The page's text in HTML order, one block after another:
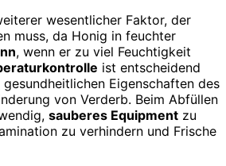
wesentlicher Faktor, der
muss, da Honig in feuchter
, wenn er zu viel Feuchtigkeit
ist entscheidend
gesundheitlichen Eigenschaften des
von Verderb. Beim Abfüllen
sauberes Equipment zu
zu verhindern und Frische